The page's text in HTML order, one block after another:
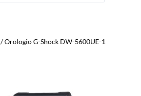
/ Orologio G-Shock DW-5600UE-1